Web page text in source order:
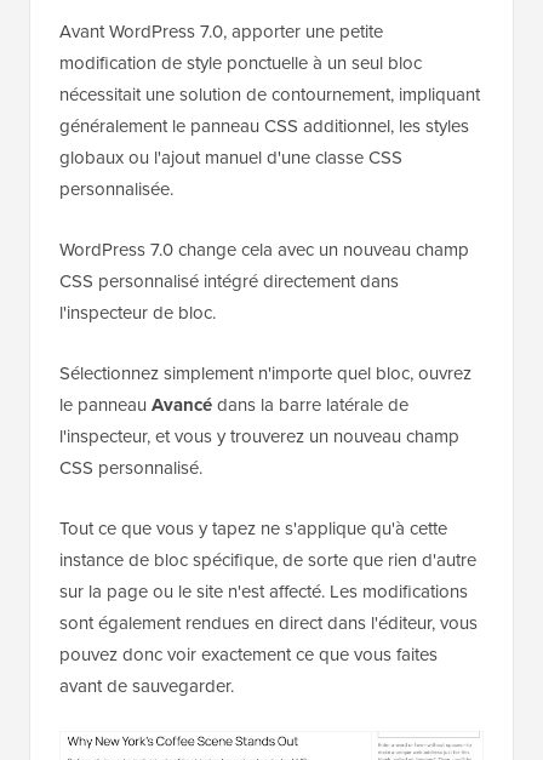
Avant WordPress 7.0, apporter une petite
modification de style ponctuelle à un seul bloc
nécessitait une solution de contournement, impliquant
généralement le panneau CSS additionnel, les styles
globaux ou l'ajout manuel d'une classe CSS
personnalisée.
WordPress 7.0 change cela avec un nouveau champ
CSS personnalisé intégré directement dans
l'inspecteur de bloc.
Sélectionnez simplement n'importe quel bloc, ouvrez
le panneau Avancédans la barre latérale de
l'inspecteur, et vous y trouverez un nouveau champ
CSS personnalisé.
Tout ce que vous y tapez ne s'applique qu'à cette
instance de bloc spécifique, de sorte que rien d'autre
sur la page ou le site n'est affecté. Les modifications
sont également rendues en direct dans l'éditeur, vous
pouvez donc voir exactement ce que vous faites
avant de sauvegarder.